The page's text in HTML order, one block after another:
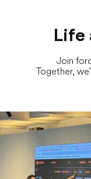
Life
Join
Together,